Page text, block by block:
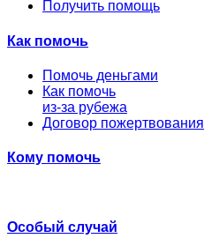
Получить помощь
Как помочь
Помочь деньгами
Как помочь
из-за рубежа
Договор пожертвования
Кому помочь
Особый случай